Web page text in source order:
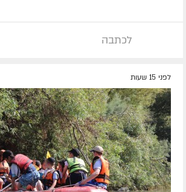
לכתבה
לפני 15 שעות